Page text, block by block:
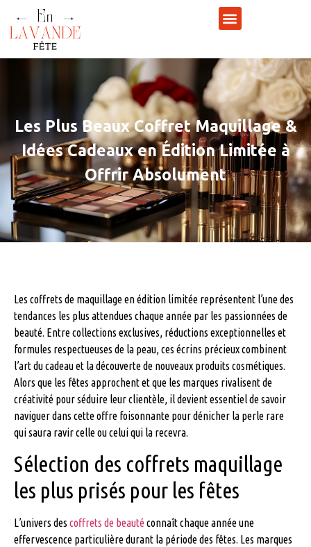
Les Plus Beaux Coffret Maquillage &
Idées Cadeaux en Édition Limitée à
Offrir Absolument
Les coffrets de maquillage en édition limitée représentent l’une des
tendances les plus attendues chaque année par les passionnées de
beauté. Entre collections exclusives, réductions exceptionnelles et
formules respectueuses de la peau, ces écrins précieux combinent
l’art du cadeau et la découverte de nouveaux produits cosmétiques.
Alors que les fêtes approchent et que les marques rivalisent de
créativité pour séduire leur clientèle, il devient essentiel de savoir
naviguer dans cette offre foisonnante pour dénicher la perle rare
qui saura ravir celle ou celui qui la recevra.
Sélection des coffrets maquillage
les plus prisés pour les fêtes
L’univers des coffrets de beautéconnaît chaque année une
effervescence particulière durant la période des fêtes. Les marques